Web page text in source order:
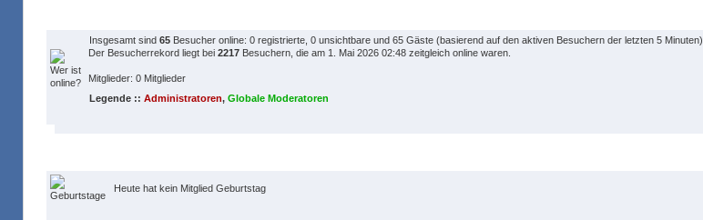
Insgesamt sind 65 Besucher online: 0 registrierte, 0 unsichtbare und 65 Gäste (basierend auf den aktiven Besuchern der letzten 5 Minuten)
Der Besucherrekord liegt bei 2217 Besuchern, die am 1. Mai 2026 02:48 zeitgleich online waren.
Mitglieder: 0 Mitglieder
Legende :: Administratoren, Globale Moderatoren
Heute hat kein Mitglied Geburtstag